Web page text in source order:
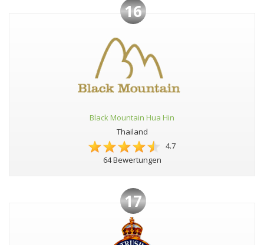
16
Black Mountain Hua Hin
Thailand
4.7
64 Bewertungen
17